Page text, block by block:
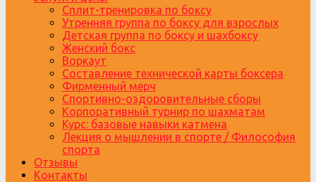
Сплит-тренировка по боксу
Утренняя группа по боксу для взрослых
Детская группа по боксу и шахбоксу
Женский бокс
Воркаут
Составление технической карты боксера
Фирменный мерч
Спортивно-оздоровительные сборы
Корпоративный турнир по шахматам
Курс: базовые навыки катмена
Лекция о мышлении в спорте / Философия
спорта
Отзывы
Контакты